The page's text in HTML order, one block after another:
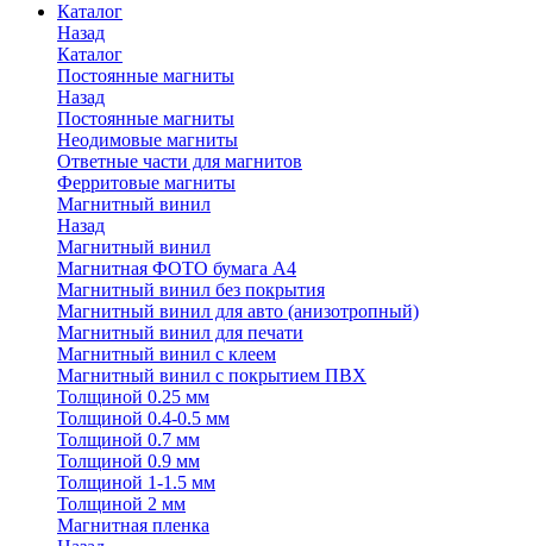
Каталог
Назад
Каталог
Постоянные магниты
Назад
Постоянные магниты
Неодимовые магниты
Ответные части для магнитов
Ферритовые магниты
Магнитный винил
Назад
Магнитный винил
Магнитная ФОТО бумага А4
Магнитный винил без покрытия
Магнитный винил для авто (анизотропный)
Магнитный винил для печати
Магнитный винил с клеем
Магнитный винил с покрытием ПВХ
Толщиной 0.25 мм
Толщиной 0.4-0.5 мм
Толщиной 0.7 мм
Толщиной 0.9 мм
Толщиной 1-1.5 мм
Толщиной 2 мм
Магнитная пленка